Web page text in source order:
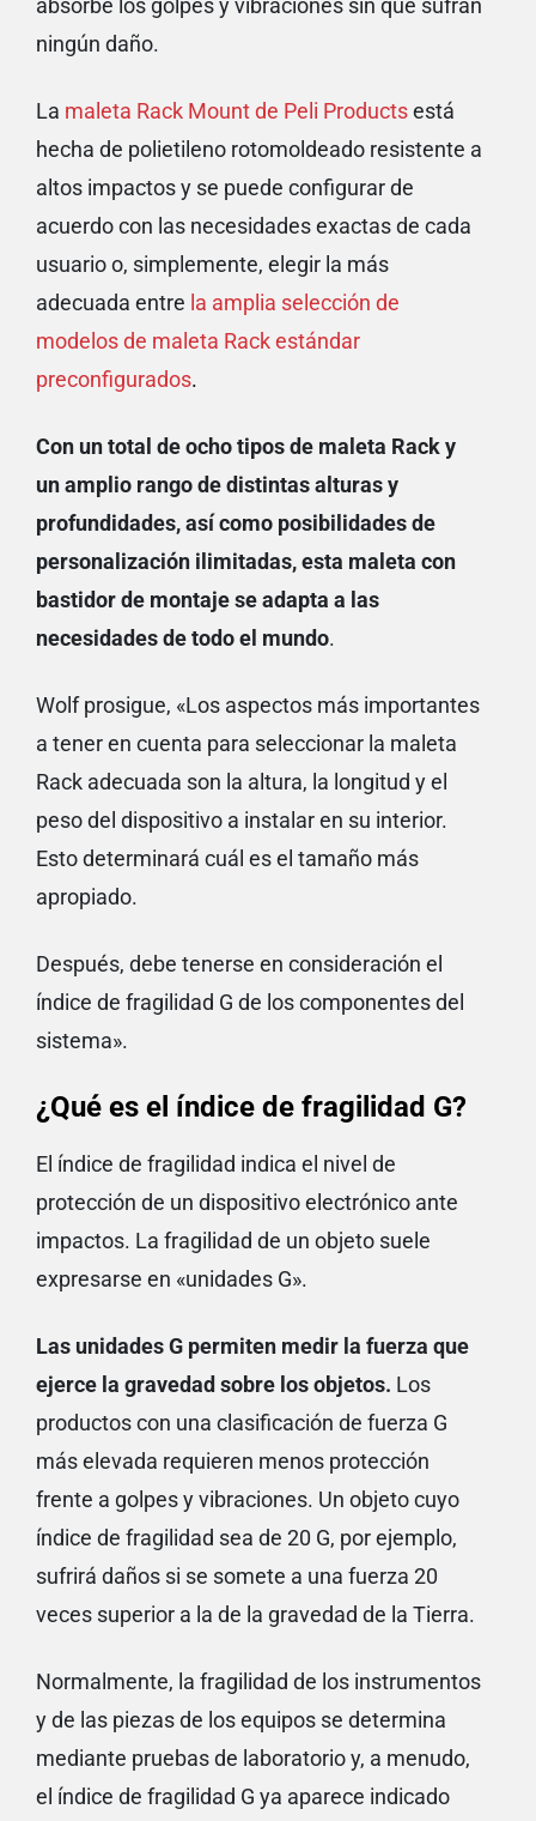
absorbe los golpes yvibraciones sin que sufran
ningún daño.
La maleta Rack Mount de Peli Productsestá
hecha de polietileno rotomoldeado resistente a
altos impactos y se puede configurar de
acuerdo con las necesidades exactas de cada
usuario o, simplemente, elegir la más
adecuada entre la amplia selección de
modelos de maleta Rack estándar
preconfigurados.
Con un total de ocho tipos de maleta Rack y
un amplio rango de distintas alturas y
profundidades, así como posibilidades de
personalización ilimitadas, esta maleta con
bastidor de montaje se adapta a las
necesidades de todo el mundo.
Wolf prosigue, «Los aspectos más importantes
a tener en cuenta para seleccionar la maleta
Rack adecuada son la altura, la longitud y el
peso del dispositivo a instalar en su interior.
Esto determinará cuál es el tamaño más
apropiado.
Después, debe tenerse en consideración el
índice de fragilidad G de los componentes del
sistema».
¿Qué es el índice de fragilidad G?
El índice de fragilidad indica el nivel de
protección de un dispositivo electrónico ante
impactos. La fragilidad de un objeto suele
expresarse en «unidades G».
Las unidades G permiten medir la fuerza que
ejerce la gravedad sobre los objetos. Los
productos con una clasificación de fuerza G
más elevada requieren menos protección
frente a golpes y vibraciones. Un objeto cuyo
índice de fragilidad sea de 20 G, por ejemplo,
sufrirá daños si se somete a una fuerza 20
veces superior a la de la gravedad de la Tierra.
Normalmente, la fragilidad de los instrumentos
y de las piezas de los equipos se determina
mediante pruebas de laboratorio y, a menudo,
el índice de fragilidad G ya aparece indicado